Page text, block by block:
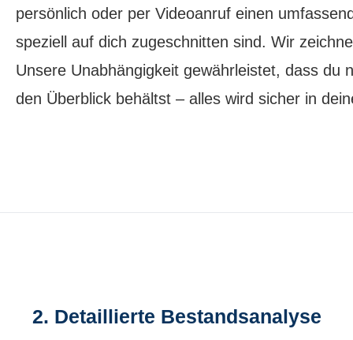
persönlich oder per Videoanruf einen
speziell auf dich zugeschnitten sind. Wir
Unsere Unabhängigkeit gewährleistet, dass du
den Überblick behältst – alles wird sicher in
2. Detaillierte Bestandsanalyse